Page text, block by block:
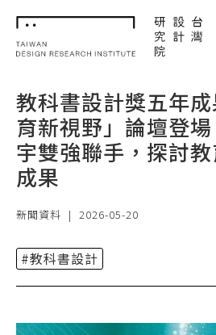
TDRI
單
教科書設計獎五年
育新視野」論壇登
宇雙強聯手，探討
成果
新聞資料 | 2026-05-20
#教科書設計